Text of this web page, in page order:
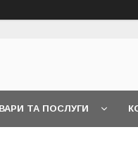
ТА ПОСЛУГИ